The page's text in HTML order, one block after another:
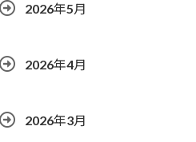
2026年5月
2026年4月
2026年3月